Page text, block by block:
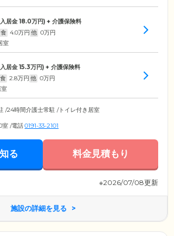
居金18.0万円) + 介護保険料
食 4.0万円 他 0万円
室
居金15.3万円) + 介護保険料
食 2.8万円 他 0万円
室
/24時間介護士常駐 /トイレ付き居室
室 /電話0191-33-2101
る 料金見積もり
※2026/07/08更新
施設の詳細を見る